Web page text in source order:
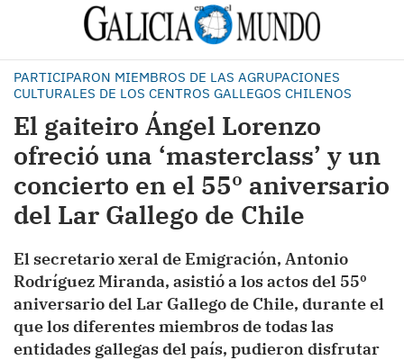
PARTICIPARON MIEMBROS DE LAS AGRUPACIONES
CULTURALES DE LOS CENTROS GALLEGOS CHILENOS
El gaiteiro Ángel Lorenzo
ofreció una ‘masterclass’ y un
concierto en el 55º aniversario
del Lar Gallego de Chile
El secretario xeral de Emigración, Antonio
Rodríguez Miranda, asistió a los actos del 55º
aniversario del Lar Gallego de Chile, durante el
que los diferentes miembros de todas las
entidades gallegas del país, pudieron disfrutar